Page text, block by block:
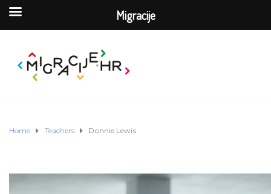
Home Teachers Donnie Lewis
Migracije